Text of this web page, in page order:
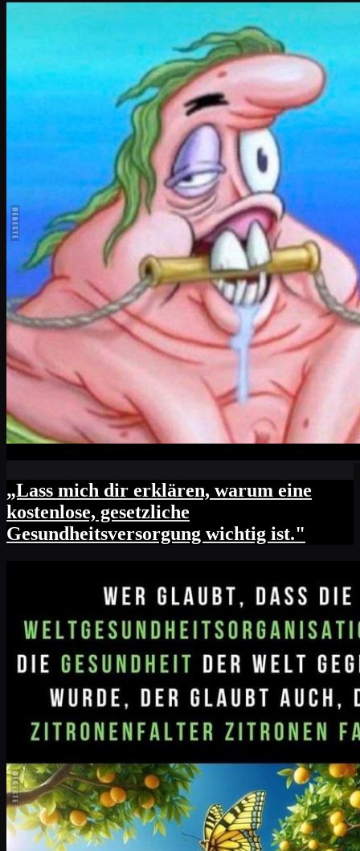
„Lass mich dir erklären, warum eine
kostenlose, gesetzliche
Gesundheitsversorgung wichtig ist."